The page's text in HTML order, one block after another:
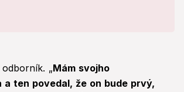
„Mám svojho
ten povedal, že on bude prvý,